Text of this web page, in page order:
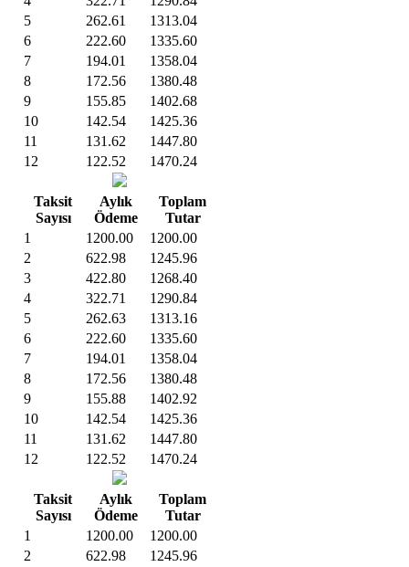
5
262.61
1313.04
6
222.60
1335.60
7
194.01
1358.04
8
172.56
1380.48
9
155.85
1402.68
10
142.54
1425.36
11
131.62
1447.80
12
122.52 1470.24
Taksit
Sayısı
Aylık
Ödeme
Toplam
Tutar
1
1200.00
1200.00
2
622.98
1245.96
3
422.80
1268.40
4
322.71
1290.84
5
262.63
1313.16
6
222.60
1335.60
7
194.01
1358.04
8
172.56
1380.48
9
155.88
1402.92
10
142.54
1425.36
11
131.62
1447.80
12
122.52 1470.24
Taksit
Sayısı
Aylık
Ödeme
Toplam
Tutar
1
1200.00
1200.00
2
622.98
1245.96